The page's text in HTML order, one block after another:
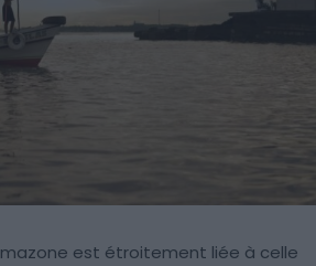
est étroitement liée à celle